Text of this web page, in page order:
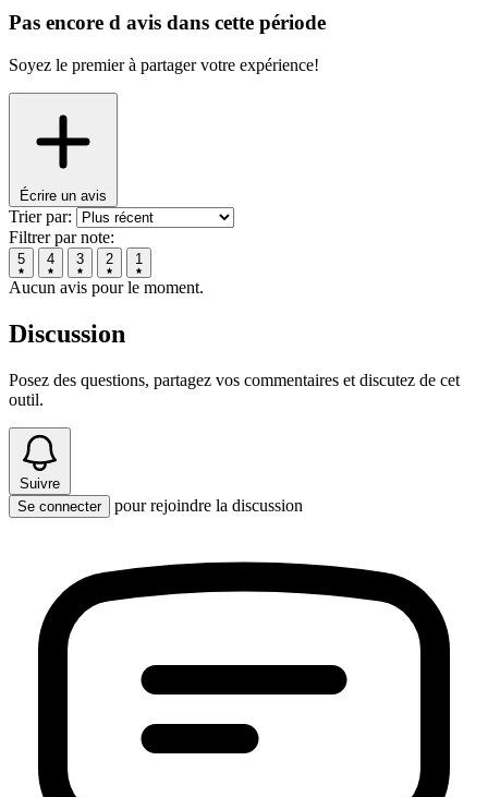
Pas encore d avis dans cette période
Soyez le premier à partager votre expérience!
Écrire un avis
Trier par:
Filtrer par note:
5 4 3 2 1
Aucun avis pour le moment.
Discussion
Posez des questions, partagez vos commentaires et discutez de cet
outil.
Suivre
Se connecter
pour rejoindre la discussion